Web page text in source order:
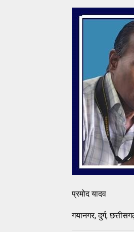
प्रमोद यादव
गयानगर, दुर्ग,